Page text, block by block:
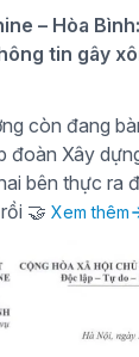
– Hòa
tin gây
còn đang
đoàn Xây
bên thực ra
🤝 Xem thêm